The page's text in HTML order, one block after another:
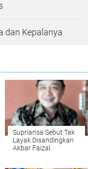
dan Kepalanya
Supriansa Sebut Tak
Layak Disandingkan
Akbar Faizal